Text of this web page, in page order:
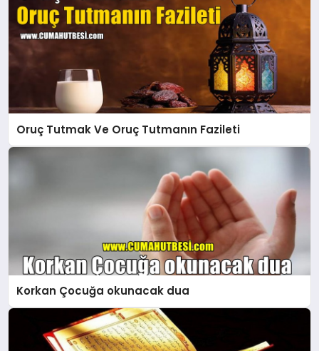
Oruç Tutmak Ve Oruç Tutmanın Fazileti
Korkan Çocuğa okunacak dua